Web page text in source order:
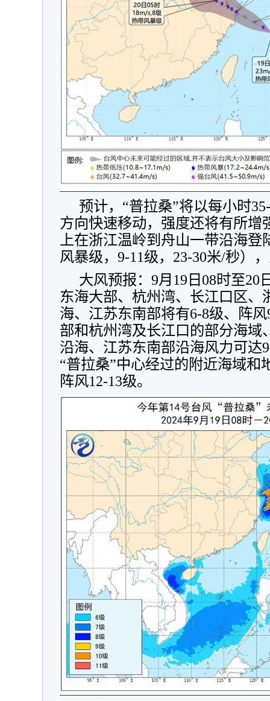
预计，“普拉桑”将以每小时
方向快速移动，强度还将有所增
上在浙江温岭到舟山一带沿海
风暴级，9-11级，23-30米/秒）
大风预报：9月19日08时至20
东海大部、杭州湾、长江口区、
海、江苏东南部将有6-8级、阵
部和杭州湾及长江口的部分海域
沿海、江苏东南部沿海风力可达
“普拉桑”中心经过的附近海域和
阵风12-13级。